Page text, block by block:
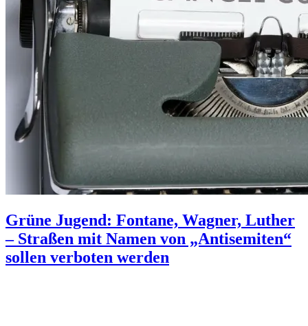
Grüne Jugend: Fontane, Wagner, Luther
– Straßen mit Namen von „Antisemiten“
sollen verboten werden